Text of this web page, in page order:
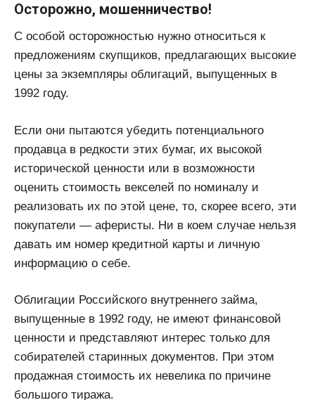
Осторожно, мошенничество!
С особой осторожностью нужно относиться к
предложениям скупщиков, предлагающих высокие
цены за экземпляры облигаций, выпущенных в
1992 году.
Если они пытаются убедить потенциального
продавца в редкости этих бумаг, их высокой
исторической ценности или в возможности
оценить стоимость векселей по номиналу и
реализовать их по этой цене, то, скорее всего, эти
покупатели — аферисты. Ни в коем случае нельзя
давать им номер кредитной карты и личную
информацию о себе.
Облигации Российского внутреннего займа,
выпущенные в 1992 году, не имеют финансовой
ценности и представляют интерес только для
собирателей старинных документов. При этом
продажная стоимость их невелика по причине
большого тиража.